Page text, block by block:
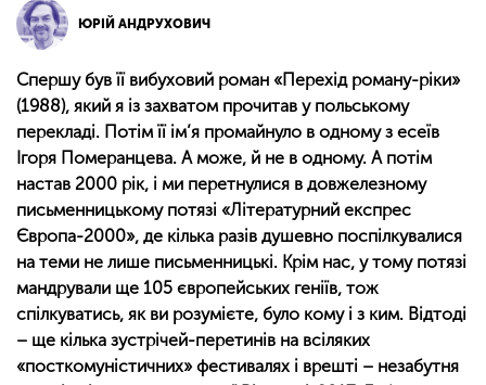
ЮРІЙ АНДРУХОВИЧ
Спершу був її вибуховий роман «Перехід роману-ріки»
(1988), який я із захватом прочитав у польському
перекладі. Потім її ім’я промайнуло в одному з есеїв
Ігоря Померанцева. А може, й не в одному. А потім
настав 2000 рік, і ми перетнулися в довжелезному
письменницькому потязі «Літературний експрес
Європа-2000», де кілька разів душевно поспілкувалися
на теми не лише письменницькі. Крім нас, у тому потязі
мандрували ще 105 європейських геніїв, тож
спілкуватись, як ви розумієте, було кому і з ким. Відтоді
– ще кілька зустрічей-перетинів на всіляких
«посткомуністичних» фестивалях і врешті – незабутня